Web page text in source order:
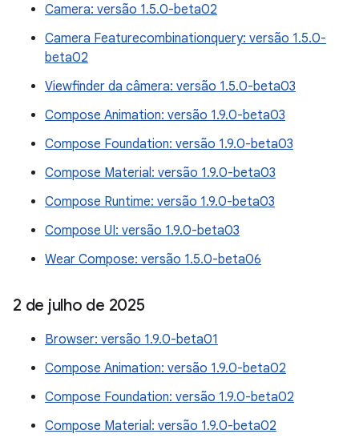
Camera: versão 1.5.0-beta02
Camera Featurecombinationquery: versão 1.5.0-
beta02
Viewfinder da câmera: versão 1.5.0-beta03
Compose Animation: versão 1.9.0-beta03
Compose Foundation: versão 1.9.0-beta03
Compose Material: versão 1.9.0-beta03
Compose Runtime: versão 1.9.0-beta03
Compose UI: versão 1.9.0-beta03
Wear Compose: versão 1.5.0-beta06
2 de julho de 2025
Browser: versão 1.9.0-beta01
Compose Animation: versão 1.9.0-beta02
Compose Foundation: versão 1.9.0-beta02
Compose Material: versão 1.9.0-beta02